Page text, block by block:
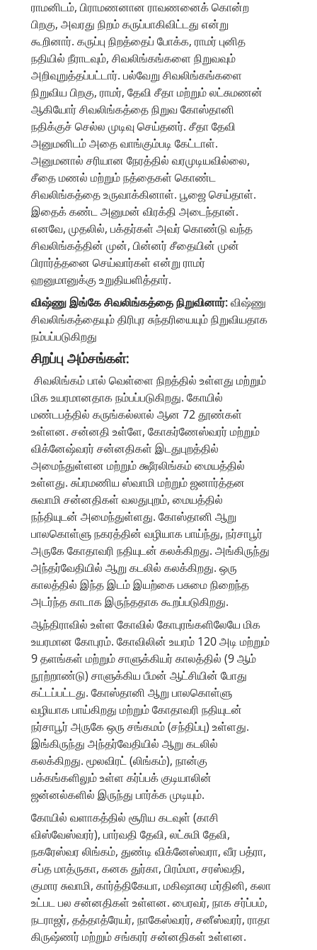
ராமனிடம், பிராமணனான ராவணனைக் கொன்ற
பிறகு, அவரது நிறம் கருப்பாகிவிட்டது என்று
கூறினார். கருப்பு நிறத்தைப் போக்க, ராமர் புனித
நதியில் நீராடவும், சிவலிங்கங்களை நிறுவவும்
அறிவுறுத்தப்பட்டார். பல்வேறு சிவலிங்கங்களை
நிறுவிய பிறகு, ராமர், தேவி சீதா மற்றும் லட்சுமணன்
ஆகியோர் சிவலிங்கத்தை நிறுவ கோஸ்தானி
நதிக்குச் செல்ல முடிவு செய்தனர். சீதா தேவி
அனுமனிடம் அதை வாங்கும்படி கேட்டாள்.
அனுமனால் சரியான நேரத்தில் வரமுடியவில்லை,
சீதை மணல் மற்றும் நத்தைகள் கொண்ட
சிவலிங்கத்தை உருவாக்கினாள். பூஜை செய்தாள்.
இதைக் கண்ட அனுமன் விரக்தி அடைந்தான்.
எனவே, முதலில், பக்தர்கள் அவர் கொண்டு வந்த
சிவலிங்கத்தின் முன், பின்னர் சீதையின் முன்
பிரார்த்தனை செய்வார்கள் என்று ராமர்
ஹனுமானுக்கு உறுதியளித்தார்.
விஷ்ணு இங்கே சிவலிங்கத்தை நிறுவினார்:விஷ்ணு
சிவலிங்கத்தையும் திரிபுர சுந்தரியையும் நிறுவியதாக
நம்பப்படுகிறது
சிறப்பு அம்சங்கள்:
சிவலிங்கம் பால் வெள்ளை நிறத்தில் உள்ளது மற்றும்
மிக உயரமானதாக நம்பப்படுகிறது. கோயில்
மண்டபத்தில் கருங்கல்லால் ஆன 72 தூண்கள்
உள்ளன. சன்னதி உள்ளே, கோகர்ணேஸ்வரர் மற்றும்
விக்னேஷ்வரர் சன்னதிகள் இடதுபுறத்தில்
அமைந்துள்ளன மற்றும் க்ஷீரலிங்கம் மையத்தில்
உள்ளது. சுப்ரமணிய ஸ்வாமி மற்றும் ஜனார்த்தன
சுவாமி சன்னதிகள் வலதுபுறம், மையத்தில்
நந்தியுடன் அமைந்துள்ளது. கோஸ்தானி ஆறு
பாலகொள்ளு நகரத்தின் வழியாக பாய்ந்து, நர்சாபூர்
அருகே கோதாவரி நதியுடன் கலக்கிறது. அங்கிருந்து
அந்தர்வேதியில் ஆறு கடலில் கலக்கிறது. ஒரு
காலத்தில் இந்த இடம் இயற்கை பசுமை நிறைந்த
அடர்ந்த காடாக இருந்ததாக கூறப்படுகிறது.
ஆந்திராவில் உள்ள கோவில் கோபுரங்களிலேயே மிக
உயரமான கோபுரம். கோவிலின் உயரம் 120 அடி மற்றும்
9 தளங்கள் மற்றும் சாளுக்கியர் காலத்தில் (9 ஆம்
நூற்றாண்டு) சாளுக்கிய பீமன் ஆட்சியின் போது
கட்டப்பட்டது. கோஸ்தானி ஆறு பாலகொள்ளு
வழியாக பாய்கிறது மற்றும் கோதாவரி நதியுடன்
நர்சாபூர் அருகே ஒரு சங்கமம் (சந்திப்பு) உள்ளது.
இங்கிருந்து அந்தர்வேதியில் ஆறு கடலில்
கலக்கிறது. மூலவிரட் (லிங்கம்), நான்கு
பக்கங்களிலும் உள்ள கர்ப்பக் குடியாலின்
ஜன்னல்களில் இருந்து பார்க்க முடியும்.
கோயில் வளாகத்தில் சூரிய கடவுள் (காசி
விஸ்வேஸ்வரர்), பார்வதி தேவி, லட்சுமி தேவி,
நகரேஸ்வர லிங்கம், துண்டி விக்னேஸ்வரா, வீர பத்ரா,
சப்த மாத்ருகா, கனக துர்கா, பிரம்மா, சரஸ்வதி,
குமார சுவாமி, கார்த்திகேயா, மகிஷாசுர மர்தினி, கலா
உட்பட பல சன்னதிகள் உள்ளன. பைரவர், நாக சர்ப்பம்,
நடராஜர், தத்தாத்ரேயர், நாகேஸ்வரர், சனீஸ்வரர், ராதா
கிருஷ்ணர் மற்றும் சங்கரர் சன்னதிகள் உள்ளன.